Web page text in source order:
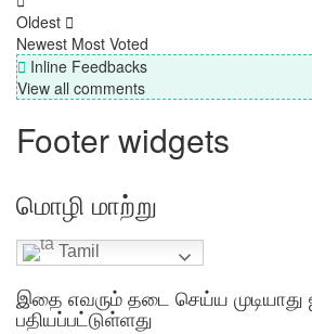
Oldest
Newest Most Voted
Inline Feedbacks
View all comments
Footer widgets
மொழி மாற்று
Tamil
இதை எவரும் தடை செய்ய முடியாது
பதியப்பட்டுள்ளது